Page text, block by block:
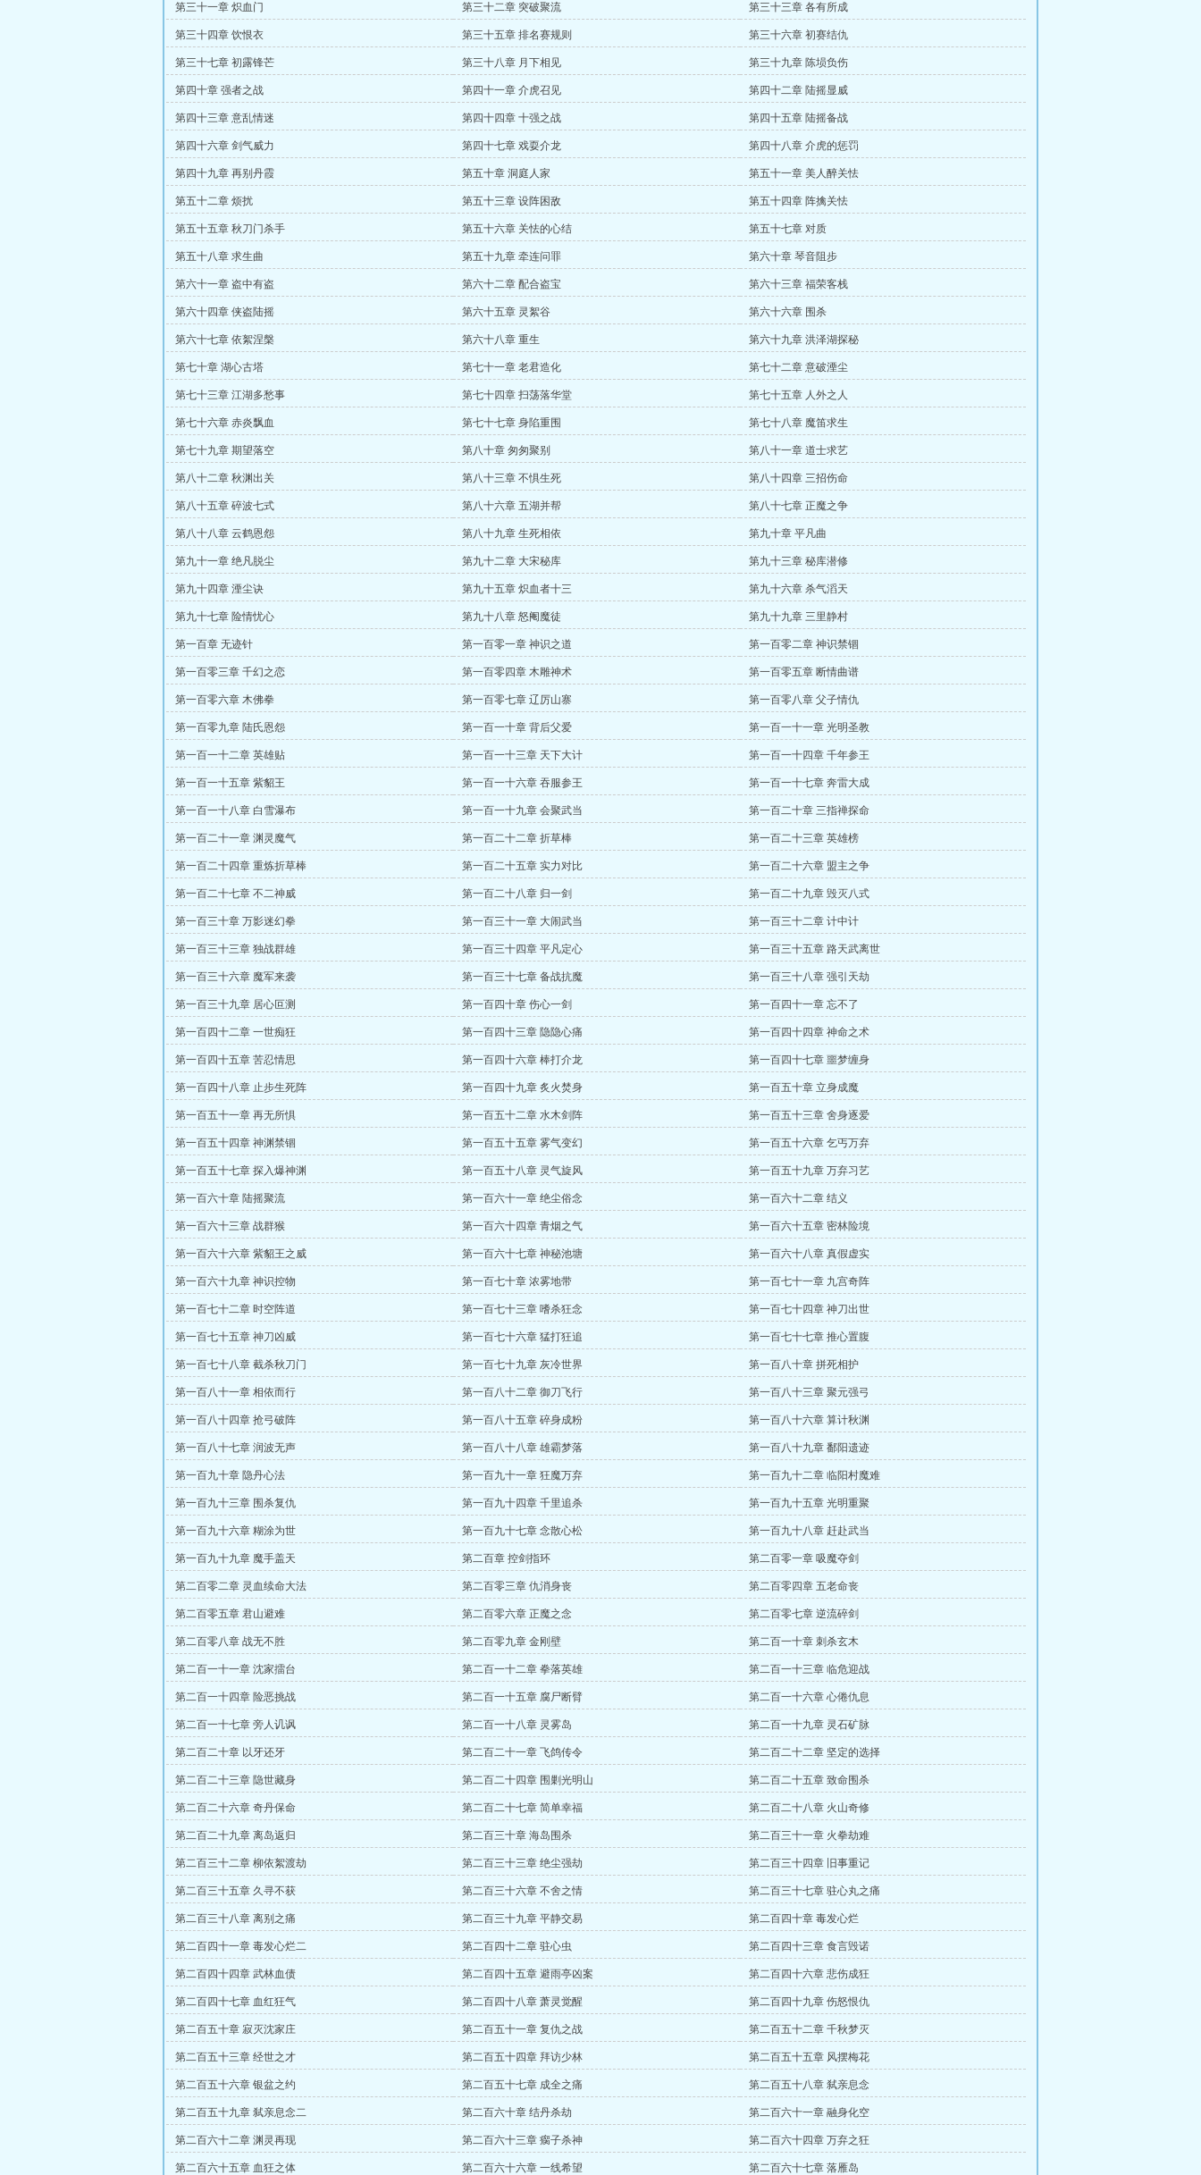
第三十一章 炽血门 第三十二章 突破聚流 第三十三章 各有所成
第三十四章 饮恨衣 第三十五章 排名赛规则 第三十六章 初赛结仇
第三十七章 初露锋芒 第三十八章 月下相见 第三十九章 陈埙负伤
第四十章 强者之战 第四十一章 介虎召见 第四十二章 陆摇显威
第四十三章 意乱情迷 第四十四章 十强之战 第四十五章 陆摇备战
第四十六章 剑气威力 第四十七章 戏耍介龙 第四十八章 介虎的惩罚
第四十九章 再别丹霞 第五十章 洞庭人家 第五十一章 美人醉关怯
第五十二章 烦扰 第五十三章 设阵困敌 第五十四章 阵擒关怯
第五十五章 秋刀门杀手 第五十六章 关怯的心结 第五十七章 对质
第五十八章 求生曲 第五十九章 牵连问罪 第六十章 琴音阻步
第六十一章 盗中有盗 第六十二章 配合盗宝 第六十三章 福荣客栈
第六十四章 侠盗陆摇 第六十五章 灵絮谷 第六十六章 围杀
第六十七章 依絮涅槃 第六十八章 重生 第六十九章 洪泽湖探秘
第七十章 湖心古塔 第七十一章 老君造化 第七十二章 意破湮尘
第七十三章 江湖多愁事 第七十四章 扫荡落华堂 第七十五章 人外之人
第七十六章 赤炎飘血 第七十七章 身陷重围 第七十八章 魔笛求生
第七十九章 期望落空 第八十章 匆匆聚别 第八十一章 道士求艺
第八十二章 秋渊出关 第八十三章 不惧生死 第八十四章 三招伤命
第八十五章 碎波七式 第八十六章 五湖并帮 第八十七章 正魔之争
第八十八章 云鹤恩怨 第八十九章 生死相依 第九十章 平凡曲
第九十一章 绝凡脱尘 第九十二章 大宋秘库 第九十三章 秘库潜修
第九十四章 湮尘诀 第九十五章 炽血者十三 第九十六章 杀气滔天
第九十七章 险情忧心 第九十八章 怒阉魔徒 第九十九章 三里静村
第一百章 无迹针 第一百零一章 神识之道 第一百零二章 神识禁锢
第一百零三章 千幻之恋 第一百零四章 木雕神术 第一百零五章 断情曲谱
第一百零六章 木佛拳 第一百零七章 辽厉山寨 第一百零八章 父子情仇
第一百零九章 陆氏恩怨 第一百一十章 背后父爱 第一百一十一章 光明圣教
第一百一十二章 英雄贴 第一百一十三章 天下大计 第一百一十四章 千年参王
第一百一十五章 紫貂王 第一百一十六章 吞服参王 第一百一十七章 奔雷大成
第一百一十八章 白雪瀑布 第一百一十九章 会聚武当 第一百二十章 三指禅探命
第一百二十一章 渊灵魔气 第一百二十二章 折草棒 第一百二十三章 英雄榜
第一百二十四章 重炼折草棒 第一百二十五章 实力对比 第一百二十六章 盟主之争
第一百二十七章 不二神威 第一百二十八章 归一剑 第一百二十九章 毁灭八式
第一百三十章 万影迷幻拳 第一百三十一章 大闹武当 第一百三十二章 计中计
第一百三十三章 独战群雄 第一百三十四章 平凡定心 第一百三十五章 路天武离世
第一百三十六章 魔军来袭 第一百三十七章 备战抗魔 第一百三十八章 强引天劫
第一百三十九章 居心叵测 第一百四十章 伤心一剑 第一百四十一章 忘不了
第一百四十二章 一世痴狂 第一百四十三章 隐隐心痛 第一百四十四章 神命之术
第一百四十五章 苦忍情思 第一百四十六章 棒打介龙 第一百四十七章 噩梦缠身
第一百四十八章 止步生死阵 第一百四十九章 炙火焚身 第一百五十章 立身成魔
第一百五十一章 再无所惧 第一百五十二章 水木剑阵 第一百五十三章 舍身逐爱
第一百五十四章 神渊禁锢 第一百五十五章 雾气变幻 第一百五十六章 乞丐万弃
第一百五十七章 探入爆神渊 第一百五十八章 灵气旋风 第一百五十九章 万弃习艺
第一百六十章 陆摇聚流 第一百六十一章 绝尘俗念 第一百六十二章 结义
第一百六十三章 战群猴 第一百六十四章 青烟之气 第一百六十五章 密林险境
第一百六十六章 紫貂王之威 第一百六十七章 神秘池塘 第一百六十八章 真假虚实
第一百六十九章 神识控物 第一百七十章 浓雾地带 第一百七十一章 九宫奇阵
第一百七十二章 时空阵道 第一百七十三章 嗜杀狂念 第一百七十四章 神刀出世
第一百七十五章 神刀凶威 第一百七十六章 猛打狂追 第一百七十七章 推心置腹
第一百七十八章 截杀秋刀门 第一百七十九章 灰冷世界 第一百八十章 拼死相护
第一百八十一章 相依而行 第一百八十二章 御刀飞行 第一百八十三章 聚元强弓
第一百八十四章 抢弓破阵 第一百八十五章 碎身成粉 第一百八十六章 算计秋渊
第一百八十七章 润波无声 第一百八十八章 雄霸梦落 第一百八十九章 鄱阳遗迹
第一百九十章 隐丹心法 第一百九十一章 狂魔万弃 第一百九十二章 临阳村魔难
第一百九十三章 围杀复仇 第一百九十四章 千里追杀 第一百九十五章 光明重聚
第一百九十六章 糊涂为世 第一百九十七章 念散心松 第一百九十八章 赶赴武当
第一百九十九章 魔手盖天 第二百章 控剑指环 第二百零一章 吸魔夺剑
第二百零二章 灵血续命大法 第二百零三章 仇消身丧 第二百零四章 五老命丧
第二百零五章 君山避难 第二百零六章 正魔之念 第二百零七章 逆流碎剑
第二百零八章 战无不胜 第二百零九章 金刚壁 第二百一十章 刺杀玄木
第二百一十一章 沈家擂台 第二百一十二章 拳落英雄 第二百一十三章 临危迎战
第二百一十四章 险恶挑战 第二百一十五章 腐尸断臂 第二百一十六章 心倦仇息
第二百一十七章 旁人讥讽 第二百一十八章 灵雾岛 第二百一十九章 灵石矿脉
第二百二十章 以牙还牙 第二百二十一章 飞鸽传令 第二百二十二章 坚定的选择
第二百二十三章 隐世藏身 第二百二十四章 围剿光明山 第二百二十五章 致命围杀
第二百二十六章 奇丹保命 第二百二十七章 简单幸福 第二百二十八章 火山奇修
第二百二十九章 离岛返归 第二百三十章 海岛围杀 第二百三十一章 火拳劫难
第二百三十二章 柳依絮渡劫 第二百三十三章 绝尘强劫 第二百三十四章 旧事重记
第二百三十五章 久寻不获 第二百三十六章 不舍之情 第二百三十七章 驻心丸之痛
第二百三十八章 离别之痛 第二百三十九章 平静交易 第二百四十章 毒发心烂
第二百四十一章 毒发心烂二 第二百四十二章 驻心虫 第二百四十三章 食言毁诺
第二百四十四章 武林血债 第二百四十五章 避雨亭凶案 第二百四十六章 悲伤成狂
第二百四十七章 血红狂气 第二百四十八章 萧灵觉醒 第二百四十九章 伤怒恨仇
第二百五十章 寂灭沈家庄 第二百五十一章 复仇之战 第二百五十二章 千秋梦灭
第二百五十三章 经世之才 第二百五十四章 拜访少林 第二百五十五章 风摆梅花
第二百五十六章 银盆之约 第二百五十七章 成全之痛 第二百五十八章 弑亲息念
第二百五十九章 弑亲息念二 第二百六十章 结丹杀劫 第二百六十一章 融身化空
第二百六十二章 渊灵再现 第二百六十三章 瘸子杀神 第二百六十四章 万弃之狂
第二百六十五章 血狂之体 第二百六十六章 一线希望 第二百六十七章 落雁岛